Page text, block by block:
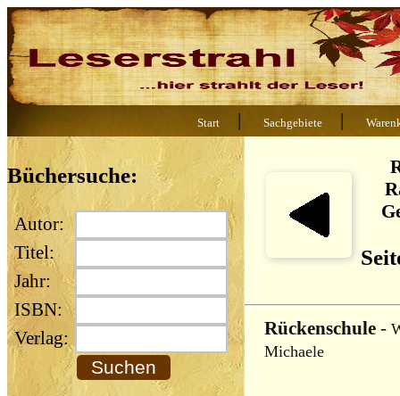
Start | Sachgebiete |
Büchersuche:
Autor:
Titel:
Jahr:
ISBN:
Verlag:
Rückenschule -
Michaele